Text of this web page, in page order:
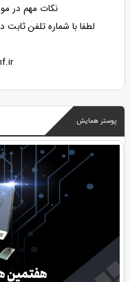
نکات مهم در
لطفا با شماره تلفن
پوستر همایش